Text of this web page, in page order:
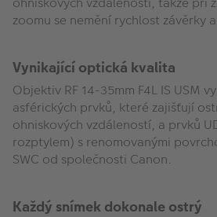
zoomu se nemění rychlost závěrky
Vynikající optická kvalita
Objektiv RF 14-35mm F4L IS USM
asférických prvků, které zajišťují
ohniskových vzdáleností, a prvků
rozptylem) s renomovanými
SWC od společnosti Canon.
Každý snímek dokonale ostrý